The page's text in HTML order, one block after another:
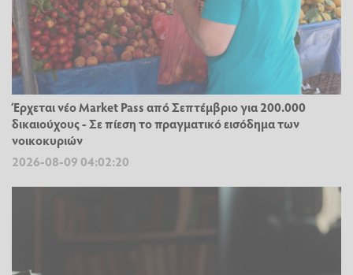
Έρχεται νέο Market Pass από Σεπτέμβριο για 200.000
δικαιούχους - Σε πίεση το πραγματικό εισόδημα των
νοικοκυριών
2026-08-09 04:02:20